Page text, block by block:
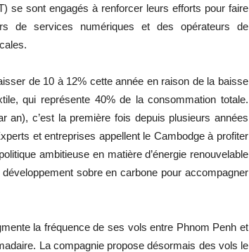
se sont engagés à renforcer leurs efforts pour faire
de services numériques et des opérateurs de
de 10 à 12% cette année en raison de la baisse
qui représente 40% de la consommation totale.
an), c’est la première fois depuis plusieurs années
et entreprises appellent le Cambodge à profiter
ambitieuse en matière d’énergie renouvelable
sobre en carbone pour accompagner
la fréquence de ses vols entre Phnom Penh et
La compagnie propose désormais des vols le